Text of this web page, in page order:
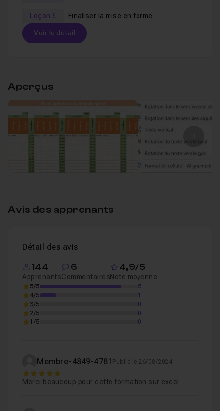
Leçon 5 Finaliser la mise en forme
Voir le détail
Leçon 2 Mettre en forme le planning 05m10
Formater les heures 05m17
Aperçus
Avis des apprenants
Détail des avis
144
Apprenants
6
Commentaires
4,9/5
Note moyenne
5/5
5
4/5
1
3/5
0
2/5
0
1/5
0
Membre-4849-4781 Publié le 26/08/2024
5
Merci beaucoup pour cette formation sur excel